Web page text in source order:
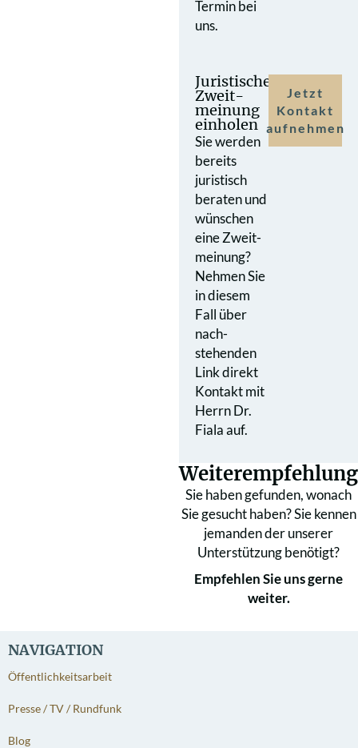
NAVIGATION
Öffentlichkeitsarbeit
Presse / TV / Rundfunk
Blog
Termin bei
uns.
Juristische
Zweit­
meinung
einholen
Sie werden
bereits
juristisch
beraten und
wünschen
eine Zweit­
meinung?
Nehmen Sie
in diesem
Fall über
nach­
stehenden
Link direkt
Kontakt mit
Herrn Dr.
Fiala auf.
Jetzt
Kontakt
aufnehmen
Weiterempfehlung
Sie haben gefunden, wonach
Sie gesucht haben? Sie kennen
jemanden der unserer
Unterstützung benötigt?
Empfehlen Sie uns gerne
weiter.